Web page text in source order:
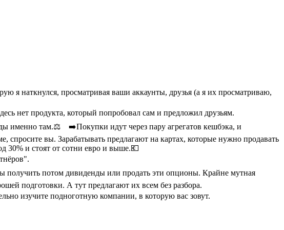
я наткнулся, просматривая ваши аккаунты, друзья (а я их просматриваю,
нет продукта, который попробовал сам и предложил друзьям.
именно там.⚖️ ⠀➡️Покупки идут через пару агрегатов кешбэка, и
спросите вы. Зарабатывать предлагают на картах, которые нужно продавать
30% и стоят от сотни евро и выше.💶
получить потом дивиденды или продать эти опционы. Крайне мутная
подготовки. А тут предлагают их всем без разбора.
изучите подноготную компании, в которую вас зовут.